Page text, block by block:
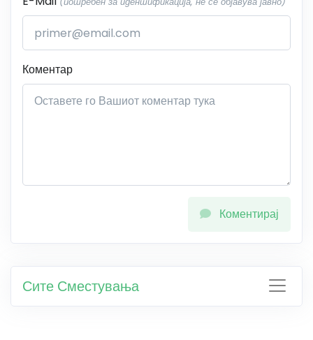
Коментар
Коментирај
Сите Сместувања